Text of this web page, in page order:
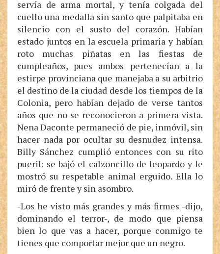
servía de arma mortal, y tenía colgada del
cuello una medalla sin santo que palpitaba en
silencio con el susto del corazón. Habían
estado juntos en la escuela primaria y habían
roto muchas piñatas en las fiestas de
cumpleaños, pues ambos pertenecían a la
estirpe provinciana que manejaba a su arbitrio
el destino de la ciudad desde los tiempos de la
Colonia, pero habían dejado de verse tantos
años que no se reconocieron a primera vista.
Nena Daconte permaneció de pie, inmóvil, sin
hacer nada por ocultar su desnudez intensa.
Billy Sánchez cumplió entonces con su rito
pueril: se bajó el calzoncillo de leopardo y le
mostró su respetable animal erguido. Ella lo
miró de frente y sin asombro.
-Los he visto más grandes y más firmes -dijo,
dominando el terror-, de modo que piensa
bien lo que vas a hacer, porque conmigo te
tienes que comportar mejor que un negro.